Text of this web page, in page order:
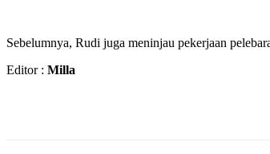
Sebelumnya, Rudi juga meninjau pekerjaan
Editor : Milla